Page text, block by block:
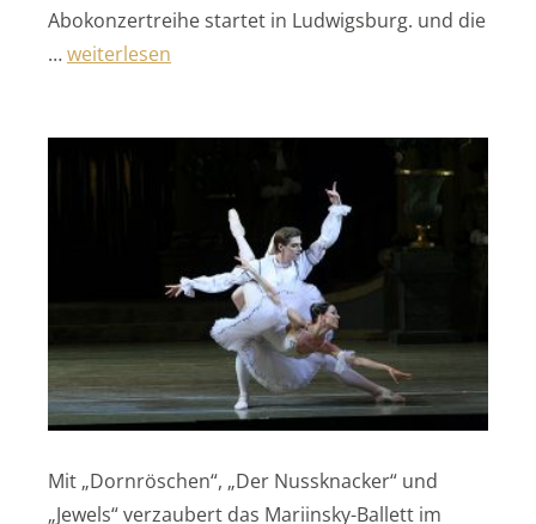
Abokonzertreihe startet in Ludwigsburg. und die
…„Von Bach bis Berlioz“
weiterlesen
Mit „Dornröschen“, „Der Nussknacker“ und
„Jewels“ verzaubert das Mariinsky-Ballett im